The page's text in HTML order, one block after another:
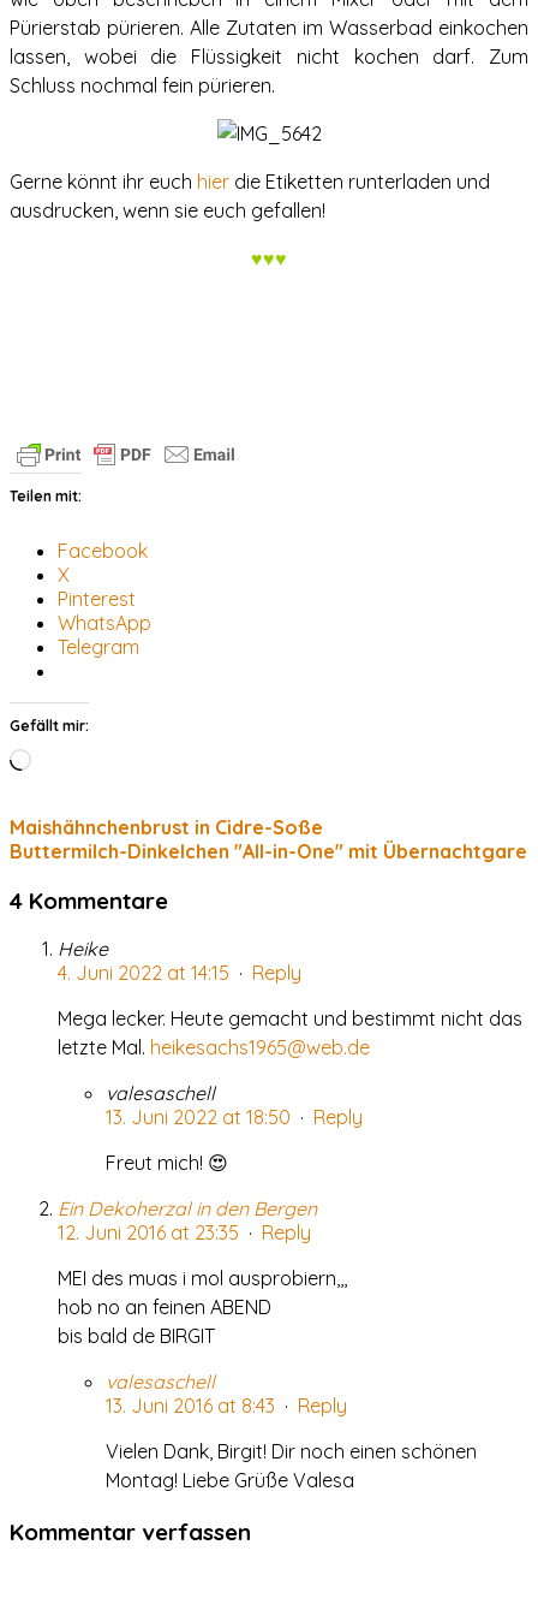
Pürierstab pürieren. Alle Zutaten im Wasserbad einkochen
lassen, wobei die Flüssigkeit nicht kochen darf. Zum
Schluss nochmal fein pürieren.
Gerne könnt ihr euch hier die Etiketten runterladen und
ausdrucken, wenn sie euch gefallen!
♥♥♥
Teilen mit:
Facebook
X
Pinterest
WhatsApp
Telegram
Gefällt mir:
Wird
Maishähnchenbrust in Cidre-Soße
Buttermilch-Dinkelchen "All-in-One" mit Übernachtgare
4 Kommentare
Heike
4. Juni 2022 at 14:15 · Reply
Mega lecker. Heute gemacht und bestimmt nicht das
letzte Mal. heikesachs1965@web.de
valesaschell
13. Juni 2022 at 18:50 · Reply
Freut mich! 😍
Ein Dekoherzal in den Bergen
12. Juni 2016 at 23:35 · Reply
MEI des muas i mol ausprobiern,,,
hob no an feinen ABEND
bis bald de BIRGIT
valesaschell
13. Juni 2016 at 8:43 · Reply
Vielen Dank, Birgit! Dir noch einen schönen
Montag! Liebe Grüße Valesa
Kommentar verfassen